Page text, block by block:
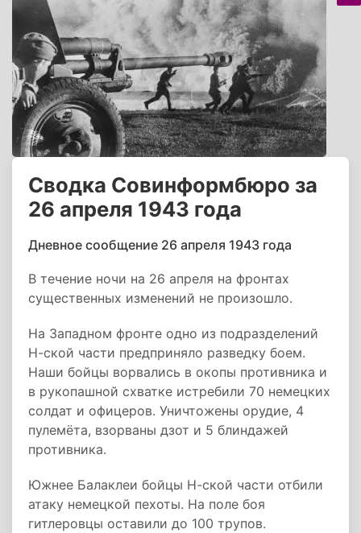
Сводка Совинформбюро за
26 апреля 1943 года
Дневное сообщение 26 апреля 1943 года
В течение ночи на 26 апреля на фронтах
существенных изменений не произошло.
На Западном фронте одно из подразделений
Н-ской части предприняло разведку боем.
Наши бойцы ворвались в окопы противника и
в рукопашной схватке истребили 70 немецких
солдат и офицеров. Уничтожены орудие, 4
пулемёта, взорваны дзот и 5 блиндажей
противника.
Южнее Балаклеи бойцы Н-ской части отбили
атаку немецкой пехоты. На поле боя
гитлеровцы оставили до 100 трупов.